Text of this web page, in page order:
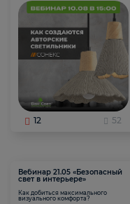
12 52
Вебинар 21.05 «Безопасный
свет в интерьере»
Как добиться максимального
визуального комфорта?